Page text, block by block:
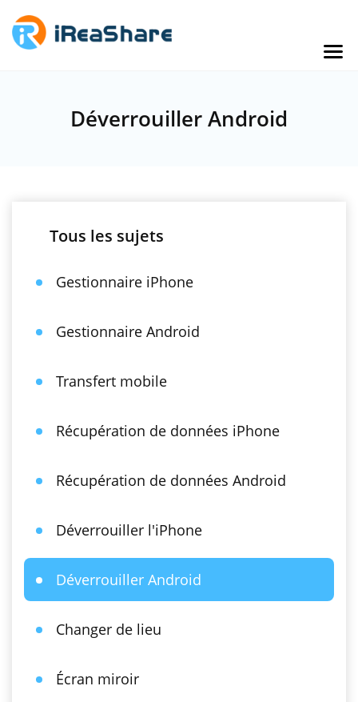
Déverrouiller Android
Tous les sujets
Gestionnaire iPhone
Gestionnaire Android
Transfert mobile
Récupération de données iPhone
Récupération de données Android
Déverrouiller l'iPhone
Déverrouiller Android
Changer de lieu
Écran miroir